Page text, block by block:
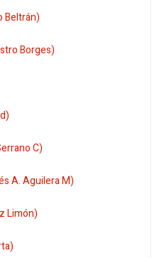
Beltrán)
Borges)
C)
A. Aguilera M)
Limón)